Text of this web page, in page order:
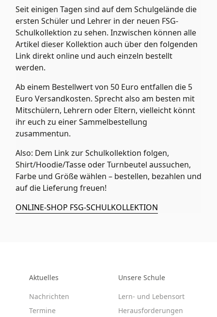
Seit einigen Tagen sind auf dem Schulgelände die
ersten Schüler und Lehrer in der neuen FSG-
Schulkollektion zu sehen. Inzwischen können alle
Artikel dieser Kollektion auch über den folgenden
Link direkt online und auch einzeln bestellt
werden.
Ab einem Bestellwert von 50 Euro entfallen die 5
Euro Versandkosten. Sprecht also am besten mit
Mitschülern, Lehrern oder Eltern, vielleicht könnt
ihr euch zu einer Sammelbestellung
zusammentun.
Also: Dem Link zur Schulkollektion folgen,
Shirt/Hoodie/Tasse oder Turnbeutel aussuchen,
Farbe und Größe wählen – bestellen, bezahlen und
auf die Lieferung freuen!
ONLINE-SHOP FSG-SCHULKOLLEKTION
Aktuelles
Nachrichten
Termine
Unsere Schule
Lern- und Lebensort
Herausforderungen